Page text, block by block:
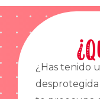
¿Has tenido